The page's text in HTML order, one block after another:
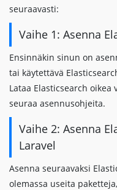
seuraavasti:
Vaihe 1: Asenna
Ensinnäkin sinun on
tai käytettävä
Lataa Elasticsearch
seuraa asennusohjeita.
Vaihe 2: Asenna
Laravel
Asenna seuraavaksi
olemassa useita